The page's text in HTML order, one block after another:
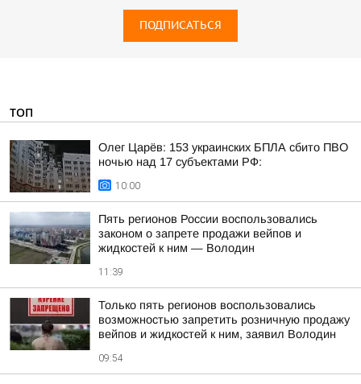
ПОДПИСАТЬСЯ
ТОП
Олег Царёв: 153 украинских БПЛА сбито ПВО
ночью над 17 субъектами РФ:
10:00
Пять регионов России воспользовались
законом о запрете продажи вейпов и
жидкостей к ним — Володин
11:39
Только пять регионов воспользовались
возможностью запретить розничную продажу
вейпов и жидкостей к ним, заявил Володин
09:54